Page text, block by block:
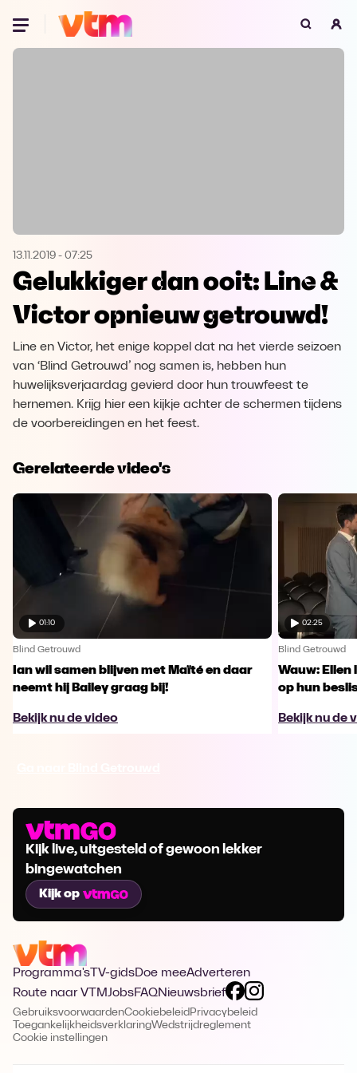
Oeps, browser niet ondersteund
Microsoft Edge Download
Opera Download
13.11.2019 - 07:25
Gelukkiger dan ooit: Line &
Victor opnieuw getrouwd!
Line en Victor, het enige koppel dat na het vierde seizoen
van ‘Blind Getrouwd’ nog samen is, hebben hun
huwelijksverjaardag gevierd door hun trouwfeest te
hernemen. Krijg hier een kijkje achter de schermen tijdens
de voorbereidingen en het feest.
Gerelateerde video's
01:10
Blind Getrouwd
Ian wil samen blijven met Maïté en daar
neemt hij Bailey graag bij!
Bekijk nu de video
02:25
Blind Getrouwd
Wauw:
op hun
Bekijk nu de
Kijk live, uitgesteld of gewoon lekker
bingewatchen
Kijk op
Programma's TV-gidsDoe meeAdverteren
Route naar VTMJobsFAQNieuwsbrief
GebruiksvoorwaardenCookiebeleid Privacybeleid
ToegankelijkheidsverklaringWedstrijdreglement
Cookie instellingen